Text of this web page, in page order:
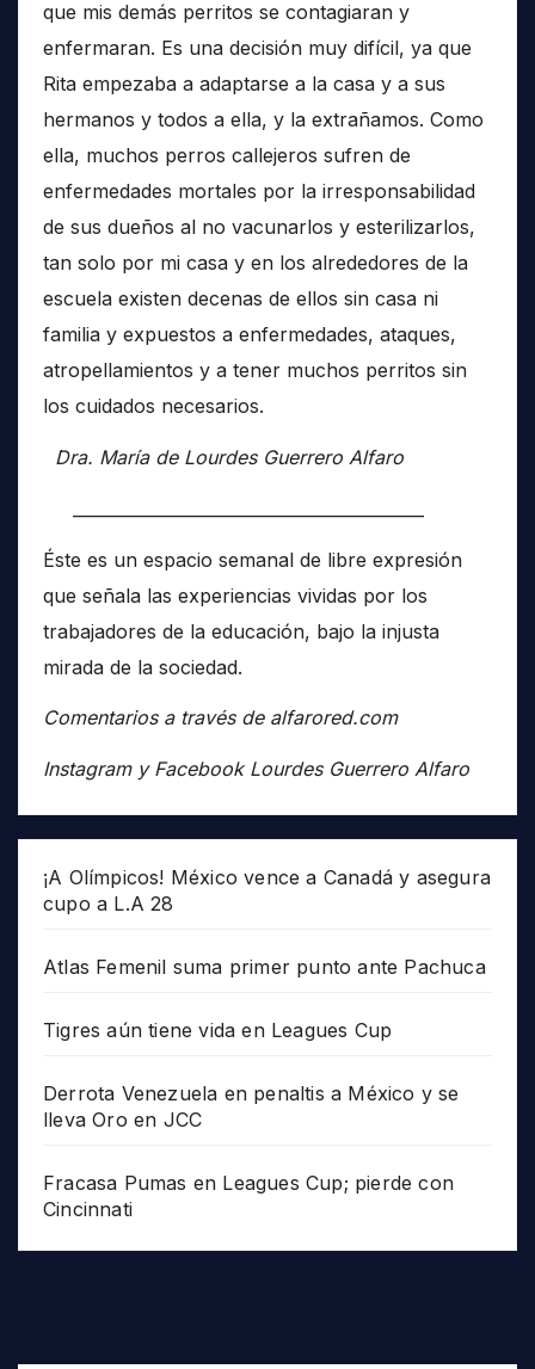
que mis demás perritos se contagiaran y
enfermaran. Es una decisión muy difícil, ya que
Rita empezaba a adaptarse a la casa y a sus
hermanos y todos a ella, y la extrañamos. Como
ella, muchos perros callejeros sufren de
enfermedades mortales por la irresponsabilidad
de sus dueños al no vacunarlos y esterilizarlos,
tan solo por mi casa y en los alrededores de la
escuela existen decenas de ellos sin casa ni
familia y expuestos a enfermedades, ataques,
atropellamientos y a tener muchos perritos sin
los cuidados necesarios.
Dra. María de Lourdes Guerrero Alfaro
Éste es un espacio semanal de libre expresión
que señala las experiencias vividas por los
trabajadores de la educación, bajo la injusta
mirada de la sociedad.
Comentarios a través de alfarored.com
Instagram y Facebook Lourdes Guerrero Alfaro
¡A Olímpicos! México vence a Canadá y asegura
cupo a L.A 28
Atlas Femenil suma primer punto ante Pachuca
Tigres aún tiene vida en Leagues Cup
Derrota Venezuela en penaltis a México y se
lleva Oro en JCC
Fracasa Pumas en Leagues Cup; pierde con
Cincinnati